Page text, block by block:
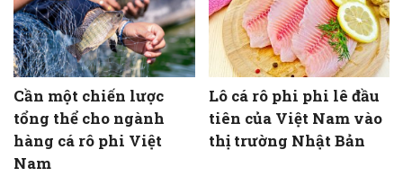
Cần một chiến lược
tổng thể cho ngành
hàng cá rô phi Việt
Nam
Lô cá rô phi phi lê đầu
tiên của Việt Nam vào
thị trường Nhật Bản